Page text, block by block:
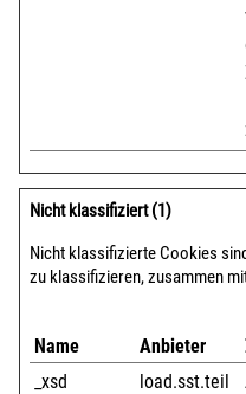
Nicht klassifiziert (1)
Nicht klassifizierte Cookies
zu klassifizieren, zusammen
Name Anbieter
_xsd
load.sst.teil